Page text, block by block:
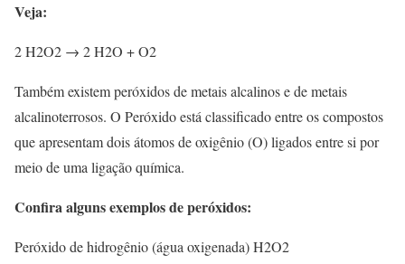
Veja:
2 H2O2 → 2 H2O + O2
Também existem peróxidos de metais alcalinos e de metais
alcalinoterrosos. O Peróxido está classificado entre os compostos
que apresentam dois átomos de oxigênio (O) ligados entre si por
meio de uma ligação química.
Confira alguns exemplos de peróxidos:
Peróxido de hidrogênio (água oxigenada) H2O2